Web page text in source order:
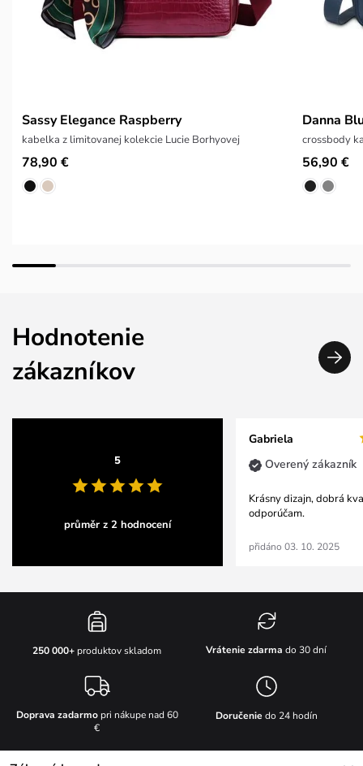
Sassy Elegance Raspberry
kabelka z limitovanej kolekcie Lucie Borhyovej
78,90 €
Danna
crossbody
56,90 €
Hodnotenie
zákazníkov
5
průměr z 2 hodnocení
Gabriela
Overený zákazník
Krásny dizajn, dobrá
odporúčam.
přidáno 03. 10. 2025
250 000+ produktov skladom Vrátenie zdarma do 30 dní
Doprava zadarmopri nákupe nad 60
€
Doručenie do 24 hodín